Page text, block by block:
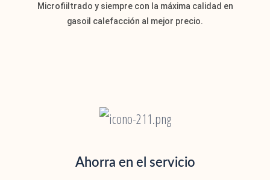
Microfiiltrado y siempre con la máxima calidad en
gasoil calefacción al mejor precio.
Ahorra en el servicio